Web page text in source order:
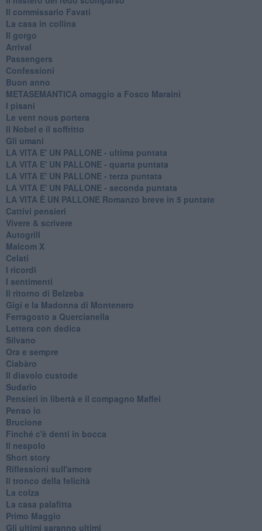
Il commissario Favati
La casa in collina
Il gorgo
Arrival
Passengers
Confessioni
Buon anno
METASEMANTICA omaggio a Fosco Maraini
I pisani
Le vent nous portera
Il Nobel e il soffritto
Gli umani
LA VITA E' UN PALLONE - ultima puntata
LA VITA E' UN PALLONE - quarta puntata
LA VITA E' UN PALLONE - terza puntata
LA VITA E' UN PALLONE - seconda puntata
LA VITA È UN PALLONE Romanzo breve in 5 puntate
Cattivi pensieri
Vivere & scrivere
Autogrill
Malcom X
Celati
I ricordi
I sentimenti
Il ritorno di Belzeba
Gigi e la Madonna di Montenero
Ferragosto a Quercianella
Lettera con dedica
Silvano
Ora e sempre
Ciabàro
Il diavolo custode
Sudario
Pensieri in libertà e il compagno Maffei
Penso io
Brucione
Finché c'è denti in bocca
Il nespolo
Short story
Riflessioni sull'amore
Il tronco della felicità
La colza
La casa palafitta
Primo Maggio
Gli ultimi saranno ultimi